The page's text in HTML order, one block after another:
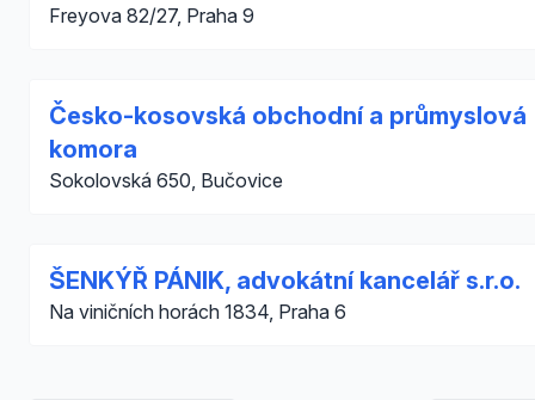
Freyova 82/27, Praha 9
Česko-kosovská obchodní a průmyslová
komora
Sokolovská 650, Bučovice
ŠENKÝŘ PÁNIK, advokátní kancelář s.r.o.
Na viničních horách 1834, Praha 6